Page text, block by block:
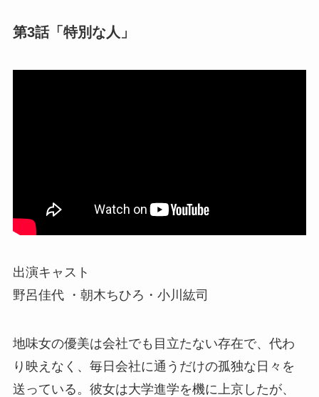
第3話「特別な人」
出演キャスト
野呂佳代 ・朝木ちひろ・小川紘司
地味女の優美は会社でも目立たない存在で、代わ
り映えなく、毎日会社に通うだけの孤独な日々を
送っている。彼女は大学進学を機に上京したが、